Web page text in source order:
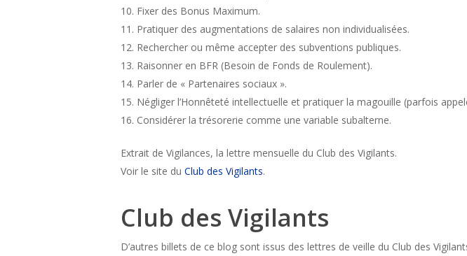
10. Fixer des Bonus Maximum.
11. Pratiquer des augmentations de salaires non individualisées.
12. Rechercher ou même accepter des subventions publiques.
13. Raisonner en BFR (Besoin de Fonds de Roulement).
14. Parler de « Partenaires sociaux ».
15. Négliger l’Honnêteté intellectuelle et pratiquer la magouille (parfois
16. Considérer la trésorerie comme une variable subalterne.
Extrait de Vigilances, la lettre mensuelle du Club des Vigilants.
Voir le site du Club des Vigilants.
Club des Vigilants
D’autres billets de ce blog sont issus des lettres de veille du Club des